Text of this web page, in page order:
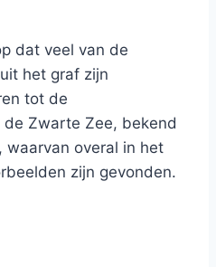
dat veel van de
het graf zijn
tot de
Zwarte Zee, bekend
waarvan overal in het
zijn gevonden.